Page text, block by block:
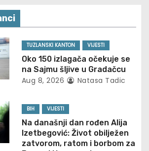
TUZLANSKI KANTON VIJESTI
Oko 150 izlagača očekuje se
na Sajmu šljive u Gradačcu
Aug 8, 2026 Natasa Tadic
BIH VIJESTI
Na današnji dan rođen Alija
Izetbegović: Život obilježen
zatvorom, ratom i borbom za